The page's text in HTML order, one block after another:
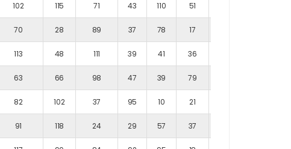
102 115 71 43 110 51
70 28 89 37 78 17
113 48 111 39 41 36
63 66 98 47 39 79
82 102 37 95 10 21
91 118 24 29 57 37